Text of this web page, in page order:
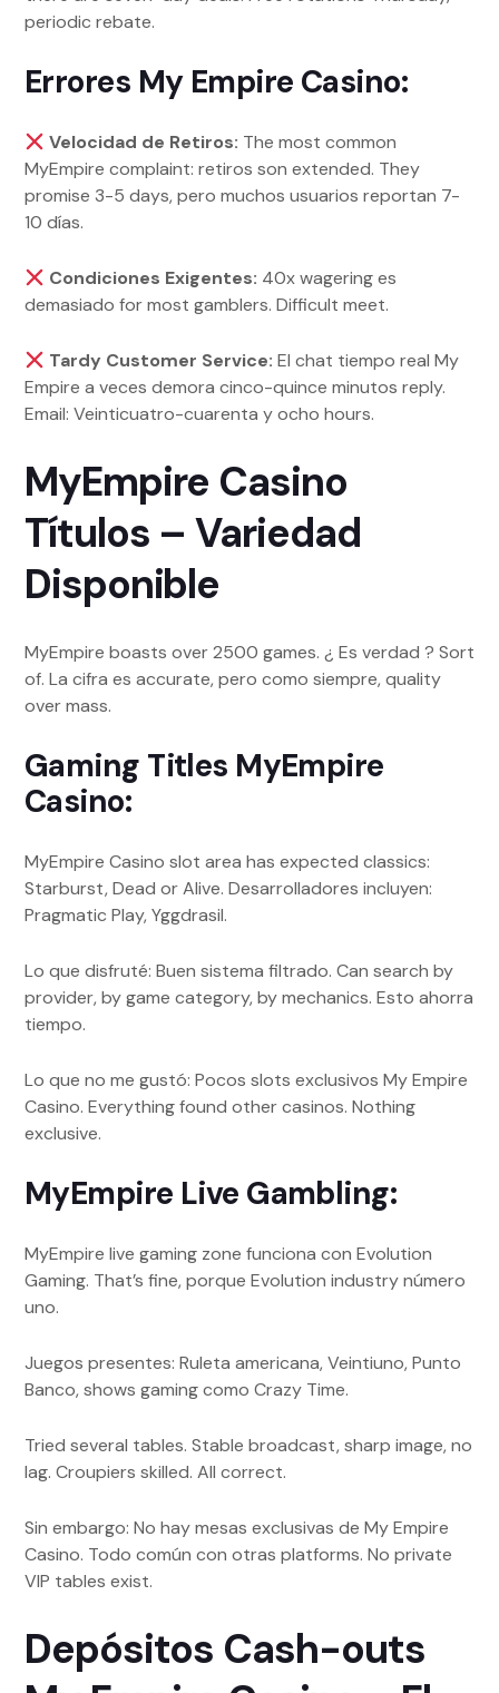
periodic rebate.
Errores My Empire Casino:
Velocidad de Retiros: The most common
MyEmpire complaint: retiros son extended. They
promise 3-5 days, pero muchos usuarios reportan 7-
10 días.
Condiciones Exigentes: 40x wagering es
demasiado for most gamblers. Difficult meet.
Tardy Customer Service: El chat tiempo real My
Empire a veces demora cinco-quince minutos reply.
Email: Veinticuatro-cuarenta y ocho hours.
MyEmpire Casino
Títulos – Variedad
Disponible
MyEmpire boasts over 2500 games. ¿ Es verdad ? Sort
of. La cifra es accurate, pero como siempre, quality
over mass.
Gaming Titles MyEmpire
Casino:
MyEmpire Casino slot area has expected classics:
Starburst, Dead or Alive. Desarrolladores incluyen:
Pragmatic Play, Yggdrasil.
Lo que disfruté: Buen sistema filtrado. Can search by
provider, by game category, by mechanics. Esto ahorra
tiempo.
Lo que no me gustó: Pocos slots exclusivos My Empire
Casino. Everything found other casinos. Nothing
exclusive.
MyEmpire Live Gambling:
MyEmpire live gaming zone funciona con Evolution
Gaming. That’s fine, porque Evolution industry número
uno.
Juegos presentes: Ruleta americana, Veintiuno, Punto
Banco, shows gaming como Crazy Time.
Tried several tables. Stable broadcast, sharp image, no
lag. Croupiers skilled. All correct.
Sin embargo: No hay mesas exclusivas de My Empire
Casino. Todo común con otras platforms. No private
VIP tables exist.
Depósitos Cash-outs